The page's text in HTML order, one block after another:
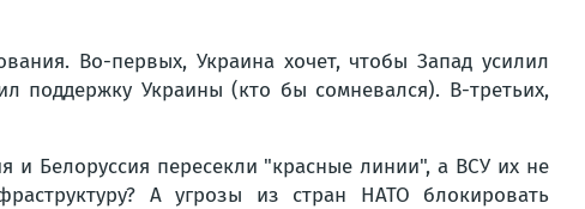
Во-первых, Украина хочет, чтобы Запад усилил
поддержку Украины (кто бы сомневался). В-третьих,
Белоруссия пересекли "красные линии", а ВСУ их не
А угрозы из стран НАТО блокировать